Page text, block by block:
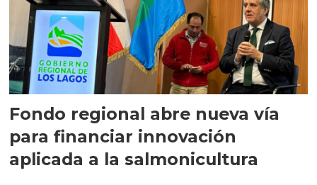
Fondo regional abre nueva vía
para financiar innovación
aplicada a la salmonicultura